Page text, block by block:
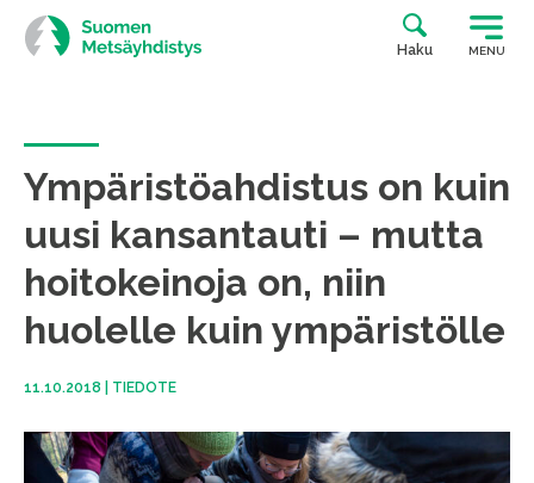
Siirry
suoraan
sisältöön
Haku MENU
Ympäristöahdistus on kuin
uusi kansantauti – mutta
hoitokeinoja on, niin
huolelle kuin ympäristölle
11.10.2018 TIEDOTE